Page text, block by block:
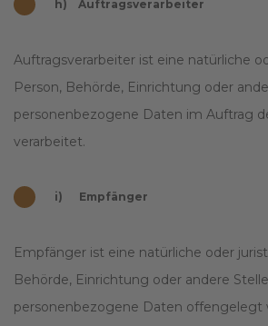
h) Auftragsverarbeiter
Auftragsverarbeiter ist eine natürliche
Person, Behörde, Einrichtung oder
personenbezogene Daten im Auftrag
verarbeitet.
i) Empfänger
Empfänger ist eine natürliche oder
Behörde, Einrichtung oder andere
personenbezogene Daten offengelegt